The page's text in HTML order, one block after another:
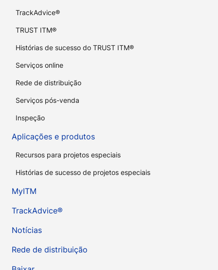
TrackAdvice®
TRUST ITM®
Histórias de sucesso do TRUST ITM®
Serviços online
Rede de distribuição
Serviços pós-venda
Inspeção
Aplicações e produtos
Recursos para projetos especiais
Histórias de sucesso de projetos especiais
MyITM
TrackAdvice®
Notícias
Rede de distribuição